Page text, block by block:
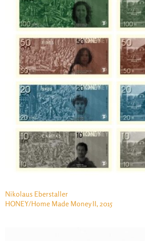
Nikolaus Eberstaller
HONEY/Home Made Money II, 2015